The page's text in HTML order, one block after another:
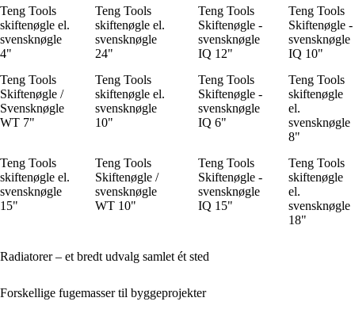
Teng Tools
skiftenøgle el.
svensknøgle
4"
Teng Tools
skiftenøgle el.
svensknøgle
24"
Teng Tools
Skiftenøgle -
svensknøgle
IQ 12"
Teng Tools
Skiftenøgle -
svensknøgle
IQ 10"
Teng Tools
Skiftenøgle /
Svensknøgle
WT 7"
Teng Tools
skiftenøgle el.
svensknøgle
10"
Teng Tools
Skiftenøgle -
svensknøgle
IQ 6"
Teng Tools
skiftenøgle
el.
svensknøgle
8"
Teng Tools
skiftenøgle el.
svensknøgle
15"
Teng Tools
Skiftenøgle /
svensknøgle
WT 10"
Teng Tools
Skiftenøgle -
svensknøgle
IQ 15"
Teng Tools
skiftenøgle
el.
svensknøgle
18"
Radiatorer – et bredt udvalg samlet ét sted
Forskellige fugemasser til byggeprojekter